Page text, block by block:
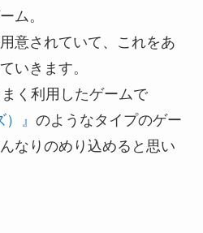
ム。
意されていて、これをあ
いきます。
く利用したゲームで
』 のようなタイプのゲー
なりのめり込めると思い